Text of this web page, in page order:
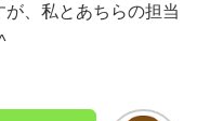
、私とあちらの担当